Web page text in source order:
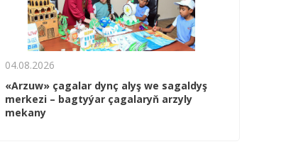
04.08.2026
«Arzuw» çagalar dynç alyş we sagaldyş
merkezi – bagtyýar çagalaryň arzyly
mekany